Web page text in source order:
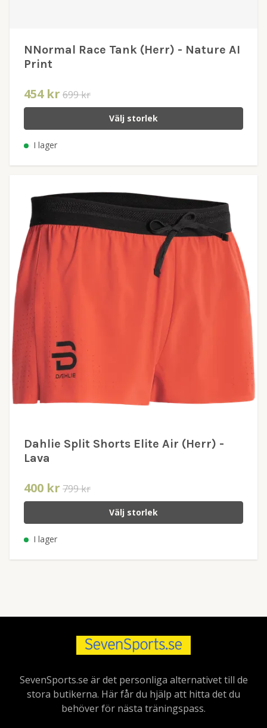
NNormal Race Tank (Herr) - Nature AI
Print
454 kr 699 kr
Välj storlek
I lager
Dahlie Split Shorts Elite Air (Herr) -
Lava
400 kr 799 kr
Välj storlek
I lager
SevenSports.se är det personliga alternativet till de
stora butikerna. Här får du hjälp att hitta det du
behöver för nästa träningspass.